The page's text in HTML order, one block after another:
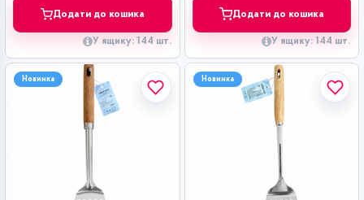
Додати до кошика
У ящику: 144 шт.
Додати до кошика
У ящику: 144 шт.
Новинка Новинка